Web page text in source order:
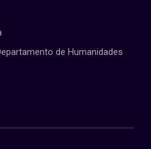
de Humanidades